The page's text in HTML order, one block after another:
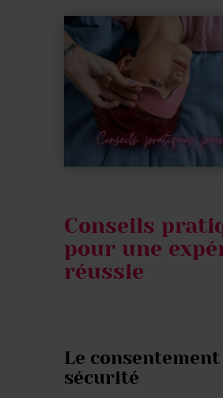
Conseils
pour une
réussie
Le
sécurité